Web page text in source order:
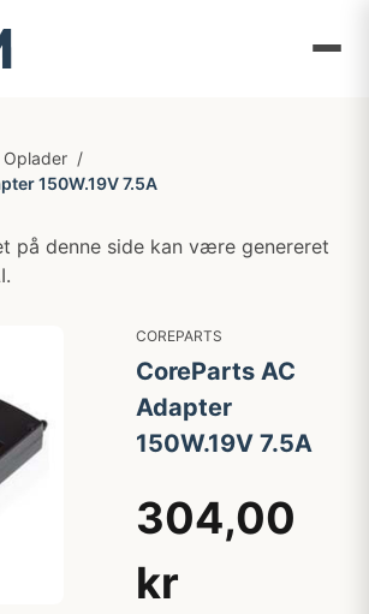
Oplader /
150W.19V 7.5A
på denne side kan være genereret
COREPARTS
CoreParts AC
Adapter
150W.19V 7.5A
304,00
kr